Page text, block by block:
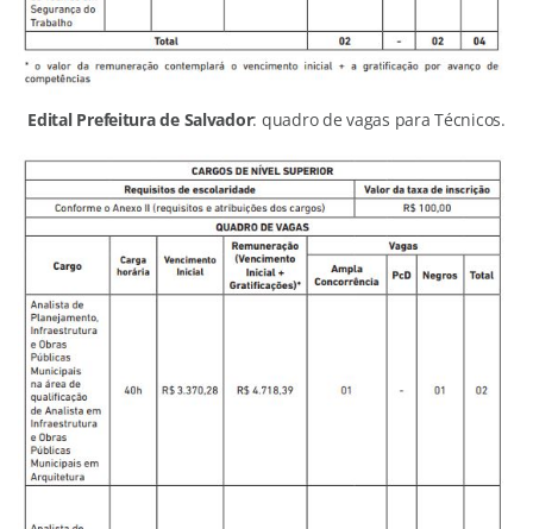
Edital Prefeitura de Salvador: quadro de vagas para Técnicos.